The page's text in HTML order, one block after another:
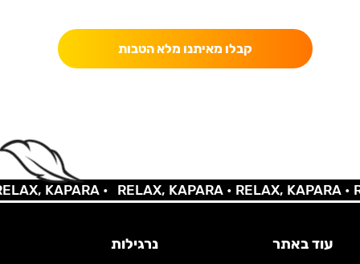
קבלו מאיתנו מלא הטבות
KAPARA • RELAX, KAPARA •RELAX, KAPARA •
עוד באתר נרגילות